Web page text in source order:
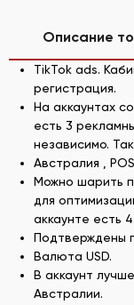
Описание
TikTok ads.
регистрация.
На аккаунтах
есть 3
независимо.
Австралия ,
Можно шарить
для
аккаунте есть
Подтверждены
Валюта USD.
В аккаунт
Австралии.